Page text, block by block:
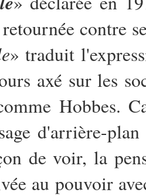
contre
» traduit
axé sur les
Hobbes.
d'arrière-
de voir, la
au pouvoir